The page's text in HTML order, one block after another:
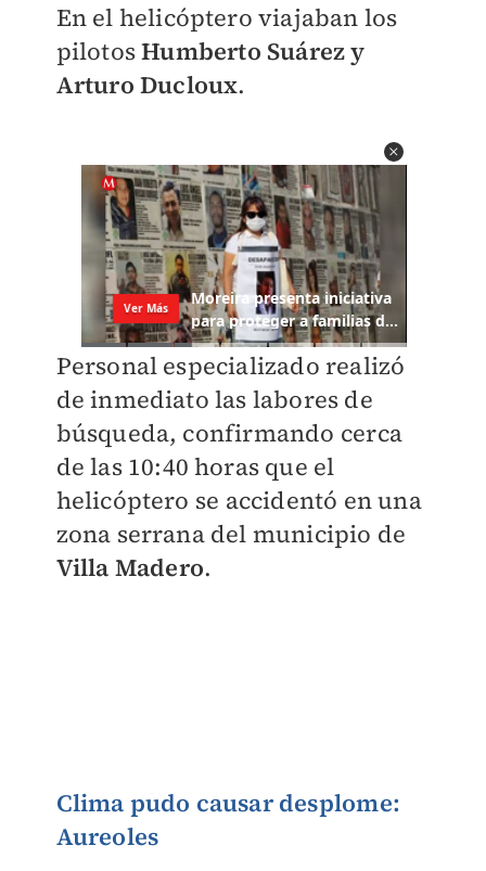
En el helicóptero viajaban los
pilotosHumberto Suárez y
Arturo Ducloux.
Personal especializado realizó
de inmediato las labores de
búsqueda, confirmando cerca
de las 10:40 horas que el
helicóptero se accidentó en una
zona serrana del municipio de
Villa Madero.
Clima pudo causar desplome:
Aureoles